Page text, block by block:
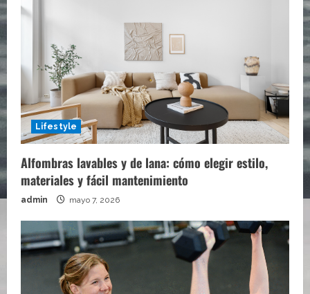
Lifestyle
Alfombras lavables y de lana: cómo elegir estilo,
materiales y fácil mantenimiento
admin mayo 7, 2026